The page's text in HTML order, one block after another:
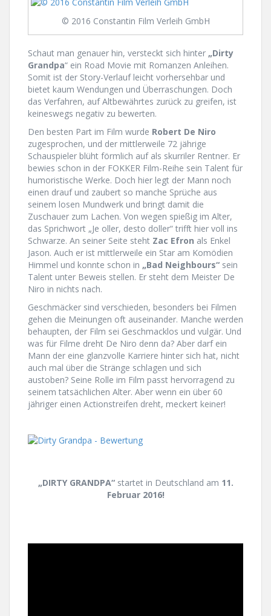
© 2016 Constantin Film Verleih GmbH
Schaut man genauer hin, versteckt sich hinter „Dirty
Grandpa“ ein Road Movie mit Romanzen Anleihen.
Somit ist der Story-Verlauf leicht vorhersehbar und
bietet kaum Wendungen und Überraschungen. Doch
das Verfahren, auf Altbewährtes zurück zu greifen, ist
keineswegs negativ zu bewerten.
Den besten Part im Film wurde Robert De Niro
zugesprochen, und der mittlerweile 72 jährige
Schauspieler blüht förmlich auf als skurriler Rentner. Er
bewies schon in der FOKKER Film-Reihe sein Talent für
humoristische Werke. Doch hier legt der Mann noch
einen drauf und zaubert so manche Sprüche aus
seinem losen Mundwerk und bringt damit die
Zuschauer zum Lachen. Von wegen spießig im Alter,
das Sprichwort „Je oller, desto doller“ trifft hier voll ins
Schwarze. An seiner Seite steht Zac Efron als Enkel
Jason. Auch er ist mittlerweile ein Star am Komödien
Himmel und konnte schon in „Bad Neighbours“ sein
Talent unter Beweis stellen. Er steht dem Meister De
Niro in nichts nach.
Geschmäcker sind verschieden, besonders bei Filmen
gehen die Meinungen oft auseinander. Manche werden
behaupten, der Film sei Geschmacklos und vulgär. Und
was für Filme dreht De Niro denn da? Aber darf ein
Mann der eine glanzvolle Karriere hinter sich hat, nicht
auch mal über die Stränge schlagen und sich
austoben? Seine Rolle im Film passt hervorragend zu
seinem tatsächlichen Alter. Aber wenn ein über 60
jähriger einen Actionstreifen dreht, meckert keiner!
„DIRTY GRANDPA“startet in Deutschland am 11.
Februar 2016!